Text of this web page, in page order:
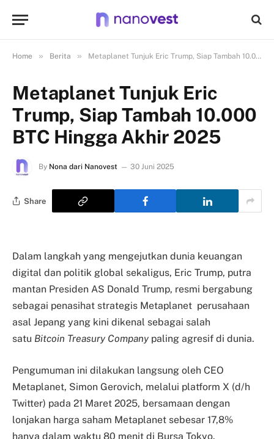
Home » Berita » Metaplanet Tunjuk Eric Trump, Siap Tambah 10.000 BTC Hingga Akhir 2025
Metaplanet Tunjuk Eric
Trump, Siap Tambah 10.000
BTC Hingga Akhir 2025
By Nona dari Nanovest 30 Juni 2025
Share
Dalam langkah yang mengejutkan dunia keuangan
digital dan politik global sekaligus, Eric Trump, putra
mantan Presiden AS Donald Trump, resmi bergabung
sebagai penasihat strategis Metaplanet perusahaan
asal Jepang yang kini dikenal sebagai salah
satu Bitcoin Treasury Company paling agresif di dunia.
Pengumuman ini dilakukan langsung oleh CEO
Metaplanet, Simon Gerovich, melalui platform X (d/h
Twitter) pada 21 Maret 2025, bersamaan dengan
lonjakan harga saham Metaplanet sebesar 17,8%
hanya dalam waktu 80 menit di Bursa Tokyo.